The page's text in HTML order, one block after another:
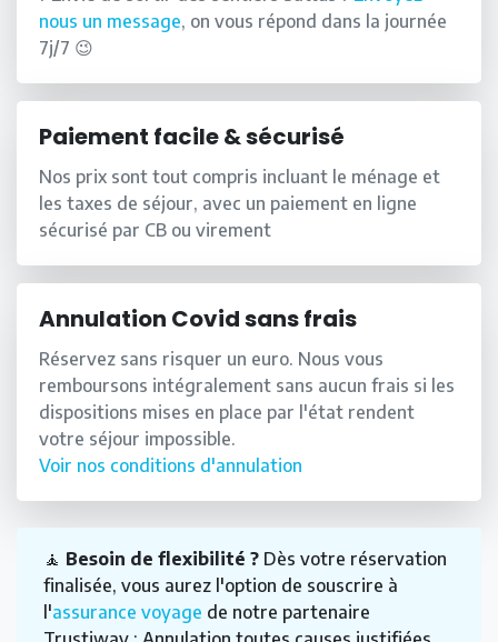
nous un message, on vous répond dans la journée
7j/7 😉
Paiement facile & sécurisé
Nos prix sont tout compris incluant le ménage et
les taxes de séjour, avec un paiement en ligne
sécurisé par CB ou virement
Annulation Covid sans frais
Réservez sans risquer un euro. Nous vous
remboursons intégralement sans aucun frais si les
dispositions mises en place par l'état rendent
votre séjour impossible.
Voir nos conditions d'annulation
🧘 Besoin de flexibilité ? Dès votre réservation
finalisée, vous aurez l'option de souscrire à
l'assurance voyage de notre partenaire